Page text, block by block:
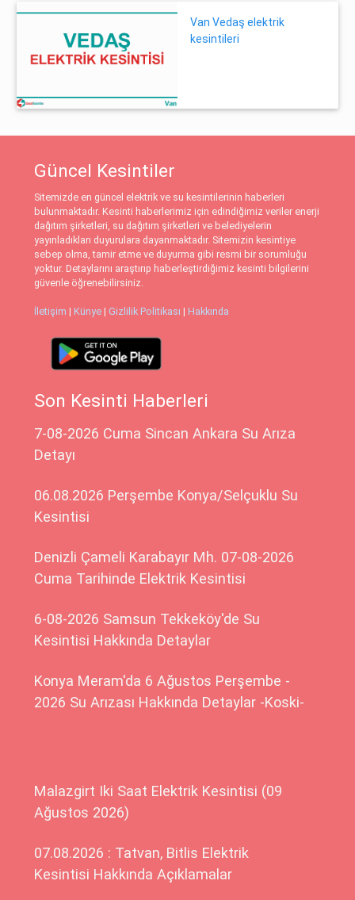
Van Vedaş elektrik
kesintileri
Güncel Kesintiler
Sitemizde en güncel elektrik ve su kesintilerinin haberleri
bulunmaktadır. Kesinti haberlerimiz için edindiğimiz veriler enerji
dağıtım şirketleri, su dağıtım şirketleri ve belediyelerin
yayınladıkları duyurulara dayanmaktadır. Sitemizin kesintiye
sebep olma, tamir etme ve duyurma gibi resmi bir sorumluğu
yoktur. Detaylarını araştırıp haberleştirdiğimiz kesinti bilgilerini
güvenle öğrenebilirsiniz.
İletişim | Künye | Gizlilik Politikası | Hakkında
Son Kesinti Haberleri
7-08-2026 Cuma Sincan Ankara Su Arıza
Detayı
06.08.2026 Perşembe Konya/Selçuklu Su
Kesintisi
Denizli Çameli Karabayır Mh. 07-08-2026
Cuma Tarihinde Elektrik Kesintisi
6-08-2026 Samsun Tekkeköy'de Su
Kesintisi Hakkında Detaylar
Konya Meram'da 6 Ağustos Perşembe -
2026 Su Arızası Hakkında Detaylar -Koski-
Malazgirt Iki Saat Elektrik Kesintisi (09
Ağustos 2026)
07.08.2026 : Tatvan, Bitlis Elektrik
Kesintisi Hakkında Açıklamalar